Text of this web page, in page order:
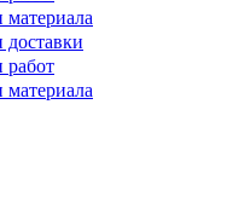
материала
доставки
работ
материала